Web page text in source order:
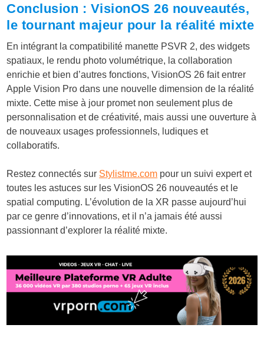
Conclusion : VisionOS 26 nouveautés,
le tournant majeur pour la réalité mixte
En intégrant la compatibilité manette PSVR 2, des widgets
spatiaux, le rendu photo volumétrique, la collaboration
enrichie et bien d’autres fonctions, VisionOS 26 fait entrer
Apple Vision Pro dans une nouvelle dimension de la réalité
mixte. Cette mise à jour promet non seulement plus de
personnalisation et de créativité, mais aussi une ouverture à
de nouveaux usages professionnels, ludiques et
collaboratifs.
Restez connectés sur Stylistme.com pour un suivi expert et
toutes les astuces sur les VisionOS 26 nouveautés et le
spatial computing. L’évolution de la XR passe aujourd’hui
par ce genre d’innovations, et il n’a jamais été aussi
passionnant d’explorer la réalité mixte.